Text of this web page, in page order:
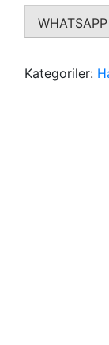
Kategoriler: